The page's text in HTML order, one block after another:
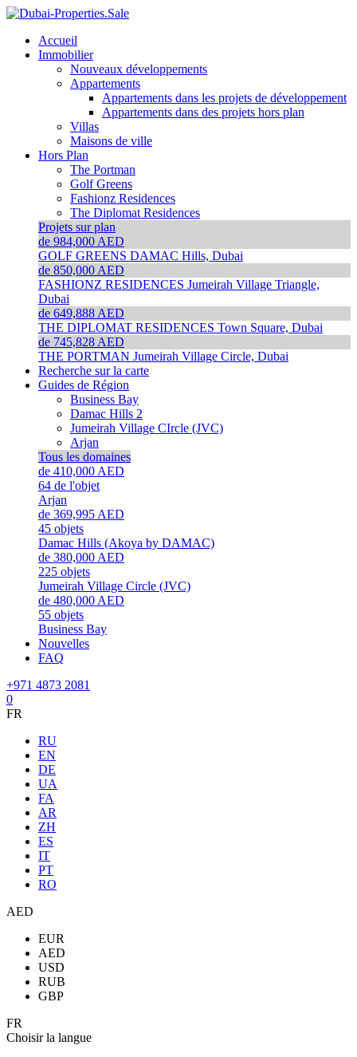
Accueil
Immobilier
Nouveaux développements
Appartements
Appartements dans les projets de développement
Appartements dans des projets hors plan
Villas
Maisons de ville
Hors Plan
The Portman
Golf Greens
Fashionz Residences
The Diplomat Residences
Projets sur plan
de 984,000 AED
GOLF GREENS DAMAC Hills, Dubai
de 850,000 AED
FASHIONZ RESIDENCES Jumeirah Village Triangle,
Dubai
de 649,888 AED
THE DIPLOMAT RESIDENCES Town Square, Dubai
de 745,828 AED
THE PORTMAN Jumeirah Village Circle, Dubai
Recherche sur la carte
Guides de Région
Business Bay
Damac Hills 2
Jumeirah Village CIrcle (JVC)
Arjan
Tous les domaines
de 410,000 AED
64 de l'objet
Arjan
de 369,995 AED
45 objets
Damac Hills (Akoya by DAMAC)
de 380,000 AED
225 objets
Jumeirah Village Circle (JVC)
de 480,000 AED
55 objets
Business Bay
Nouvelles
FAQ
+971 4873 2081
0
FR
RU
EN
DE
UA
FA
AR
ZH
ES
IT
PT
RO
AED
EUR
AED
USD
RUB
GBP
FR
Choisir la langue